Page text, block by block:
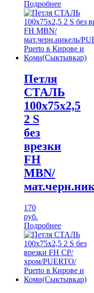
Подробнее
Петля
СТАЛЬ
100х75х2,5
2 S
без
врезки
FH
МBN/
170
руб.
Подробнее